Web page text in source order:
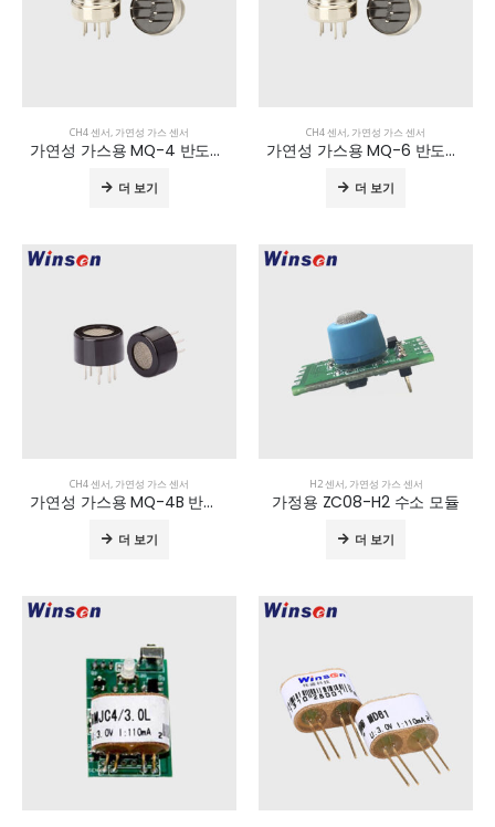
CH4 센서, 가연성 가스 센서
가연성 가스용 MQ-4 반도체 센서
더 보기
CH4 센서, 가연성 가스 센서
가연성 가스용 MQ-6 반도체 센서
더 보기
CH4 센서, 가연성 가스 센서
가연성 가스용 MQ-4B 반도체 센서
더 보기
H2 센서, 가연성 가스 센서
가정용 ZC08-H2 수소 모듈
더 보기